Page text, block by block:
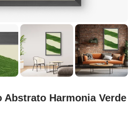
Abstrato Harmonia Verde